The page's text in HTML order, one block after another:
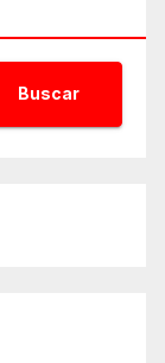
Buscar